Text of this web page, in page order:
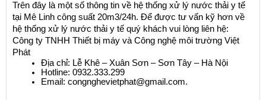
Trên đây là một số thông tin về hệ thống xử lý nước thải y tế
tại Mê Linh công suất 20m3/24h. Để được tư vấn kỹ hơn về
hệ thống xử lý nước thải y tế quý khách vui lòng liên hệ:
Công ty TNHH Thiết bị máy và Công nghệ môi trường Việt
Phát
Địa chỉ: Lễ Khê – Xuân Sơn – Sơn Tây – Hà Nội
Hotline: 0932.333.299
Email: congnghevietphat@gmail.com.